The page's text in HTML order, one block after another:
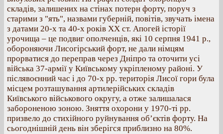
складів, залишених на стінах потерн форту, поруч з
старими з "ять", назвами губерній, повітів, звучать імена
з датами 20-х та 40-х років ХХ ст. Апогей історії
урочища – це подвиг ополченців, які 10 серпня 1941 р.,
обороняючи Лисогірський форт, не дали німцям
прорватися до переправ через Дніпро та оточити усі
війська 37-армії у Київському укріпленому районі. У
післявоєнний час і до 70-х рр. територія Лисої гори була
місцем розташування артилерійських складів
Київського військового округу, а отже залишалася
забороненою зоною. Зняття охорони у 1970-ті рр.
призвело до стихійного руйнування об’єктів форту. На
сьогоднішній день він зберігся приблизно на 80%.